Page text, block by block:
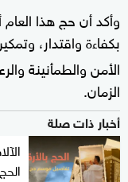
وأكد أن حج هذا
بكفاءة واقتدار،
الأمن والطمأنينة
الزمان.
أخبار ذات صلة
الحج